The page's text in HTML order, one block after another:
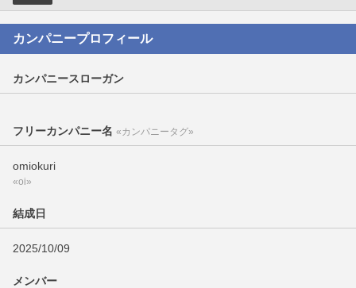
カンパニープロフィール
カンパニースローガン
フリーカンパニー名 «カンパニータグ»
omiokuri
«oi»
結成日
2025/10/09
メンバー